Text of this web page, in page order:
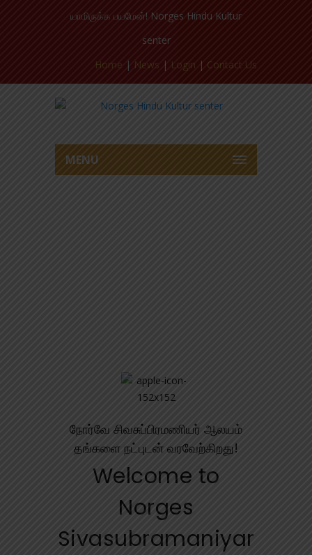
யாமிருக்க பயமேன்! Norges Hindu Kultur
senter
Home | News | Login | Contact Us
MENU
நோர்வே சிவசுப்பிரமணியர் ஆலயம்
தங்களை நட்புடன் வரவேற்கிறது!
Welcome to
Norges
Sivasubramaniyar